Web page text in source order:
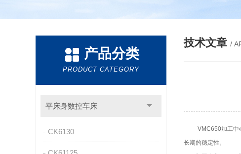
产品分类
PRODUCT CATEGORY
平床身数控车床
CK6130
技术文章 /
VMC650加工中心
长期的稳定性。